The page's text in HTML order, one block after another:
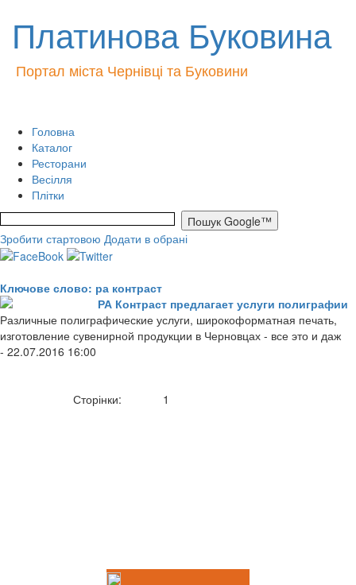
Платинова Буковина
Портал міста Чернівці та Буковини
Головна
Каталог
Ресторани
Весілля
Плітки
Зробити стартовою Додати в обрані
Ключове слово: ра контраст
РА Контраст предлагает услуги полиграфии
Различные полиграфические услуги, широкоформатная печать,
изготовление сувенирной продукции в Черновцах - все это и даж
- 22.07.2016 16:00
Сторінки: 1